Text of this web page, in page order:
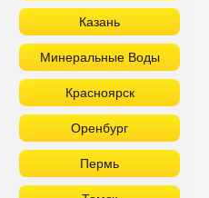
Томск
Челябинск
5* звезд
фильтры